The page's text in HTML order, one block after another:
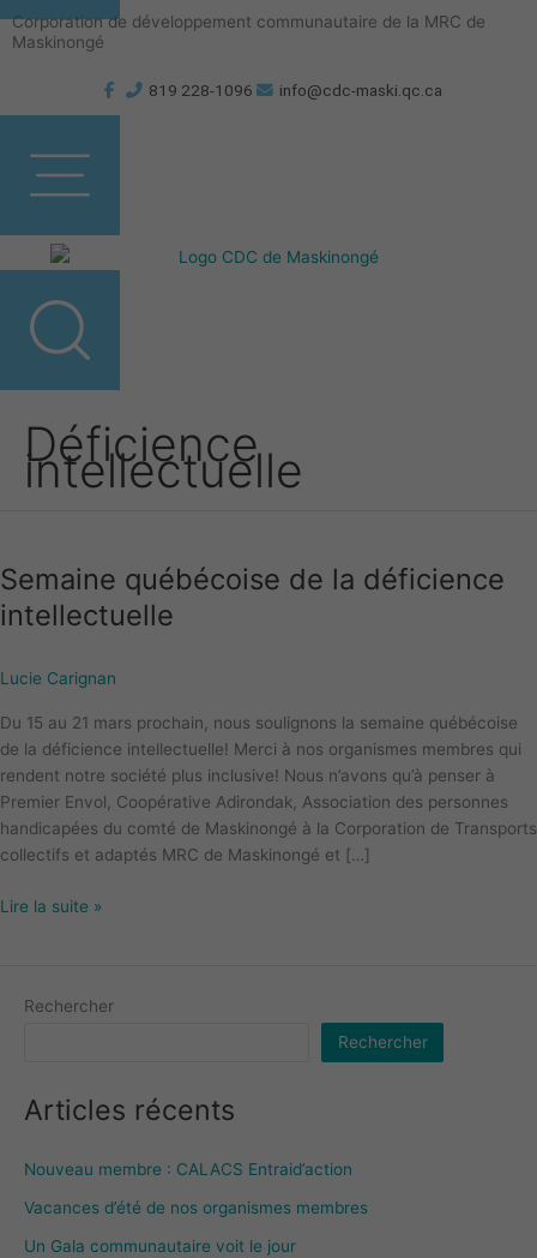
Aller
au
Corporation de développement communautaire de la MRC de
Maskinongé
819 228-1096 info@cdc-maski.qc.ca
Déficience
intellectuelle
Semaine québécoise de la déficience
intellectuelle
Lucie Carignan
Du 15 au 21 mars prochain, nous soulignons la semaine québécoise
de la déficience intellectuelle! Merci à nos organismes membres qui
rendent notre société plus inclusive! Nous n’avons qu’à penser à
Premier Envol, Coopérative Adirondak, Association des personnes
handicapées du comté de Maskinongé à la Corporation de Transports
collectifs et adaptés MRC de Maskinongé et […]
de
la
déficience
Lire la suite »
Rechercher
Rechercher
Articles récents
Nouveau membre : CALACS Entraid’action
Vacances d’été de nos organismes membres
Un Gala communautaire voit le jour